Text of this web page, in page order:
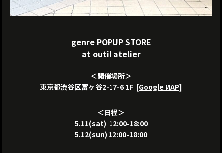
genre POPUP STORE
at outil atelier
＜開催場所＞
東京都渋谷区富ヶ谷2-17-6 1F [Google MAP]
＜日程＞
5.11(sat) 12:00-18:00
5.12(sun) 12:00-18:00